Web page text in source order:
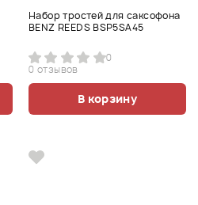
Набор тростей для саксофона
BENZ REEDS BSP5SA45
0
0 отзывов
В корзину